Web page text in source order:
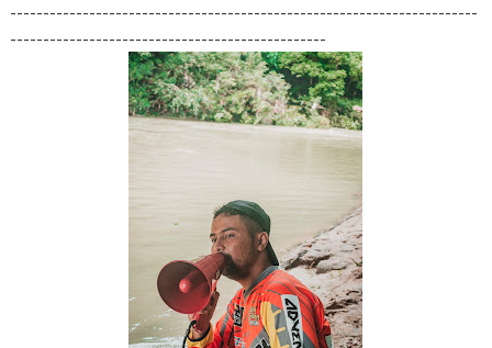
-----------------------------------------------------------------------
------------------------------------------------